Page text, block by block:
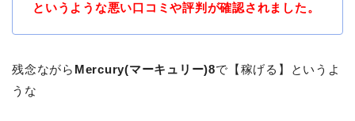
というような悪い口コミや評判が確認されました。
残念ながら Mercury(マーキュリー)8で【稼げる】というよ
うな